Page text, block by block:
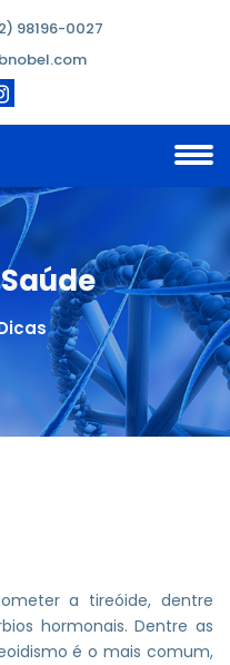
98196-0027
a tireóide, dentre
hormonais. Dentre as
é o mais comum,